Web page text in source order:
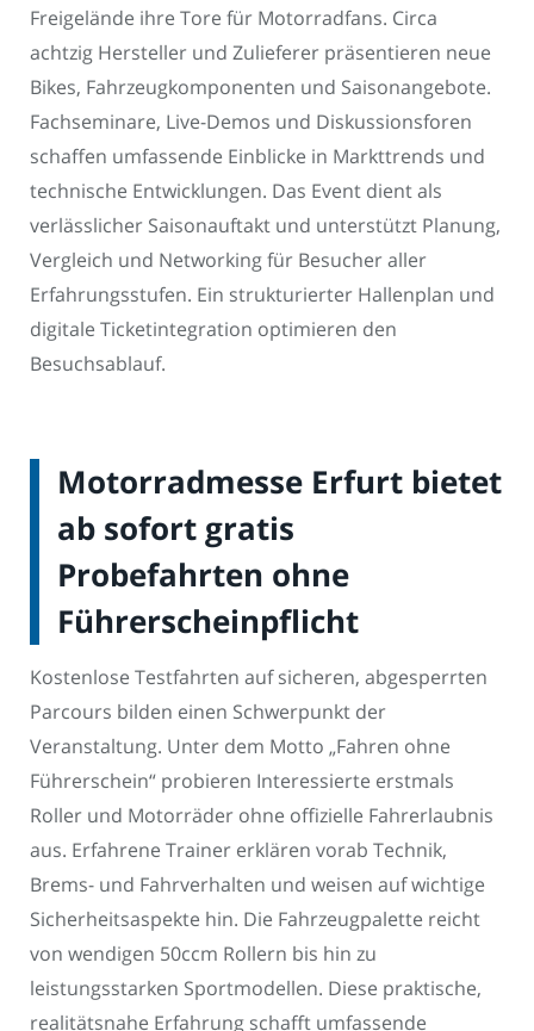
Freigelände ihre Tore für Motorradfans. Circa
achtzig Hersteller und Zulieferer präsentieren neue
Bikes, Fahrzeugkomponenten und Saisonangebote.
Fachseminare, Live-Demos und Diskussionsforen
schaffen umfassende Einblicke in Markttrends und
technische Entwicklungen. Das Event dient als
verlässlicher Saisonauftakt und unterstützt Planung,
Vergleich und Networking für Besucher aller
Erfahrungsstufen. Ein strukturierter Hallenplan und
digitale Ticketintegration optimieren den
Besuchsablauf.
Motorradmesse Erfurt bietet
ab sofort gratis
Probefahrten ohne
Führerscheinpflicht
Kostenlose Testfahrten auf sicheren, abgesperrten
Parcours bilden einen Schwerpunkt der
Veranstaltung. Unter dem Motto „Fahren ohne
Führerschein“ probieren Interessierte erstmals
Roller und Motorräder ohne offizielle Fahrerlaubnis
aus. Erfahrene Trainer erklären vorab Technik,
Brems- und Fahrverhalten und weisen auf wichtige
Sicherheitsaspekte hin. Die Fahrzeugpalette reicht
von wendigen 50ccm Rollern bis hin zu
leistungsstarken Sportmodellen. Diese praktische,
realitätsnahe Erfahrung schafft umfassende